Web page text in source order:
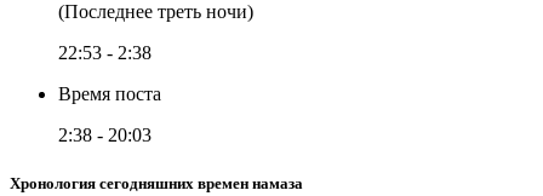
(Последнее треть ночи)
22:53 - 2:38
Время поста
2:38 - 20:03
Хронология сегодняшних времен намаза